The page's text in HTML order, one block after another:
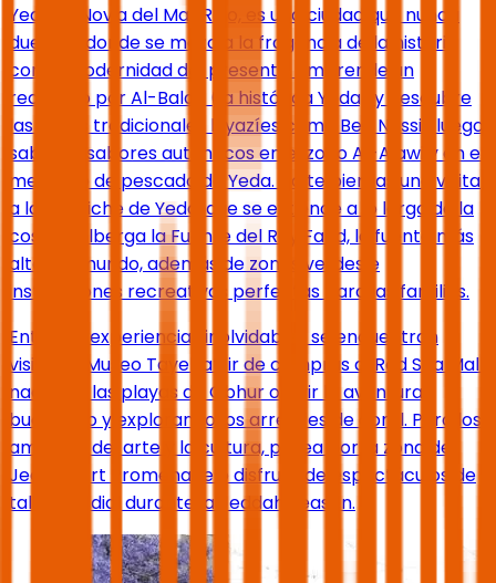
Yeda, la Novia del Mar Rojo, es una ciudad que nunca
duerme, donde se mezcla la fragancia de la historia
con la modernidad del presente. Emprende un
recorrido por Al-Balad (la histórica Yeda) y descubre
las casas tradicionales hiyazíes como Beit Nassif; luego
saborea sabores auténticos en el zoco Al-Alawi y en el
mercado de pescado de Yeda. No te pierdas una visita
a la Corniche de Yeda, que se extiende a lo largo de la
costa y alberga la Fuente del Rey Fahd, la fuente más
alta del mundo, además de zonas verdes e
instalaciones recreativas perfectas para las familias.
Entre las experiencias inolvidables se encuentran
visitar el Museo Tayebat, ir de compras al Red Sea Mall,
nadar en las playas de Obhur o vivir la aventura
buceando y explorando los arrecifes de coral. Para los
amantes del arte y la cultura, pasea por la zona del
Jeddah Art Promenade o disfruta de espectáculos de
talla mundial durante la Jeddah Season.